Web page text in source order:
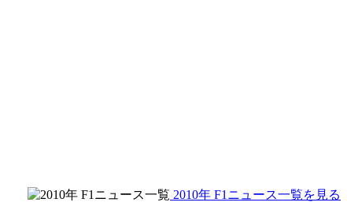
2010年 F1ニュース一覧を見る